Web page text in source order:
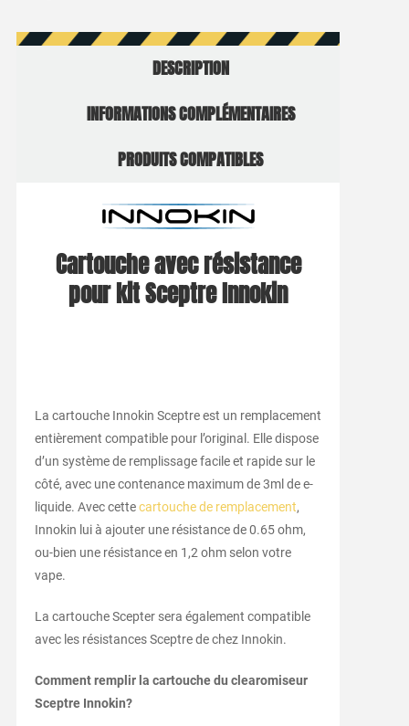
DESCRIPTION
INFORMATIONS COMPLÉMENTAIRES
PRODUITS COMPATIBLES
Cartouche avec résistance
pour kit Sceptre Innokin
La cartouche Innokin Sceptre est un remplacement
entièrement compatible pour l’original. Elle dispose
d’un système de remplissage facile et rapide sur le
côté, avec une contenance maximum de 3ml de e-
liquide. Avec cettecartouche de remplacement,
Innokin lui à ajouter une résistance de 0.65 ohm,
ou-bien une résistance en 1,2 ohm selon votre
vape.
La cartouche Scepter sera également compatible
avec les résistances Sceptre de chez Innokin.
Comment remplir la cartouche du clearomiseur
Sceptre Innokin?